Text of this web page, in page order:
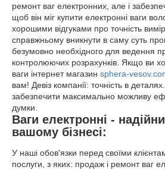
ремонт ваг електронних, але і
щоб він міг купити електронні ваги
хорошими відгуками про точність
справжньому вникнути в саму суть
безумовно необхідного для ведення
контролюючих розрахунків. Якщо ви
ваги інтернет магазин sphera-
вам! Девіз компанії: точність в
забезпечити максимально можливу
думки.
Ваги електронні -
вашому бізнесі:
У наші обов'язки перед своїми
послуги, з яких: продаж і ремонт ваг